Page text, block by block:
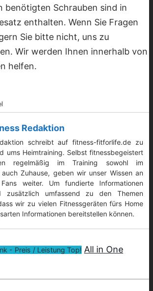
benötigten Schrauben sind in
enthalten. Wenn Sie Fragen
Sie bitte nicht, uns zu
Wir werden Ihnen innerhalb von
helfen.
Redaktion
schreibt auf fitness-fitforlife.de zu
ums Heimtraining. Selbst fitnessbegeistert
regelmäßig im Training sowohl im
Zuhause, geben wir unser Wissen an
weiter. Um fundierte Informationen
zusätzlich umfassend zu den Themen
wir zu vielen Fitnessgeräten fürs Home
Informationen bereitstellen können.
- Preis / Leistung Top! All in One